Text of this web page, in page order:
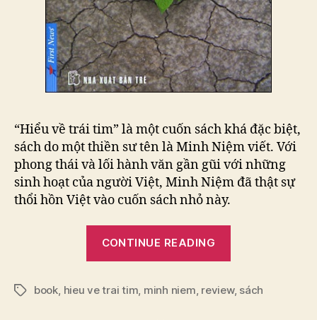
“Hiểu về trái tim” là một cuốn sách khá đặc biệt,
sách do một thiền sư tên là Minh Niệm viết. Với
phong thái và lối hành văn gần gũi với những
sinh hoạt của người Việt, Minh Niệm đã thật sự
thổi hồn Việt vào cuốn sách nhỏ này.
CONTINUE READING
về
Tagsbook, hieu ve trai tim, minh niem, review, sách